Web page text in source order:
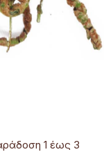
1 έως 3